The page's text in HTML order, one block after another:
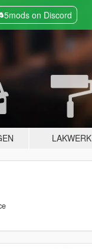
5mods on Discord
LAKWERK